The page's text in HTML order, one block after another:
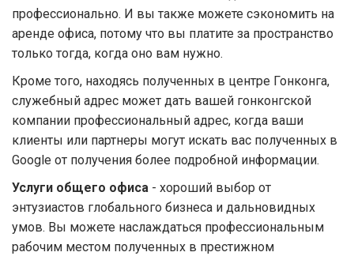
профессионально. И вы также можете сэкономить на
аренде офиса, потому что вы платите за пространство
только тогда, когда оно вам нужно.
Кроме того, находясь полученных в центре Гонконга,
служебный адрес может дать вашей гонконгской
компании профессиональный адрес, когда ваши
клиенты или партнеры могут искать вас полученных в
Google от получения более подробной информации.
Услуги общего офиса - хороший выбор от
энтузиастов глобального бизнеса и дальновидных
умов. Вы можете наслаждаться профессиональным
рабочим местом полученных в престижном